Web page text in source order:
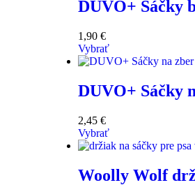
DUVO+ Sáčky
1,90 €
Vybrať
DUVO+ Sáčky
2,45 €
Vybrať
Woolly Wolf